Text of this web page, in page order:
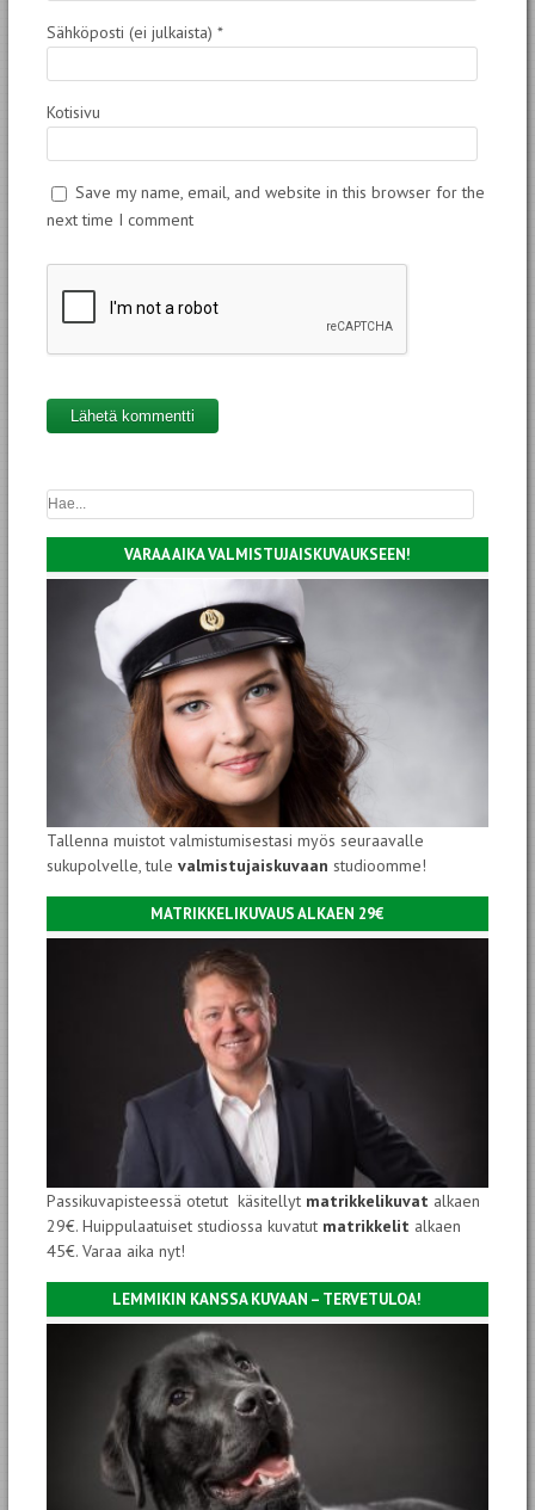
Sähköposti (ei julkaista) *
Kotisivu
Save my name, email, and website in this browser for the
next time I comment
VARAA AIKA VALMISTUJAISKUVAUKSEEN!
Tallenna muistot valmistumisestasi myös seuraavalle
sukupolvelle, tule valmistujaiskuvaan studioomme!
MATRIKKELIKUVAUS ALKAEN 29€
Passikuvapisteessä otetut käsitellyt matrikkelikuvat alkaen
29€. Huippulaatuiset studiossa kuvatut matrikkelit alkaen
45€. Varaa aika nyt!
LEMMIKIN KANSSA KUVAAN – TERVETULOA!